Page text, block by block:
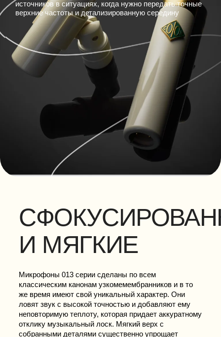
источников в ситуациях, когда нужно передать точные
верхние частоты и детализированную середину
И МЯГКИЕ
Микрофоны 013 серии сделаны по всем
классическим канонам узкомемембранников и в то
же время имеют свой уникальный характер. Они
ловят звук с высокой точностью и добавляют ему
неповторимую теплоту, которая придает аккуратному
отклику музыкальный лоск. Мягкий верх с
собранными деталями существенно упрощает